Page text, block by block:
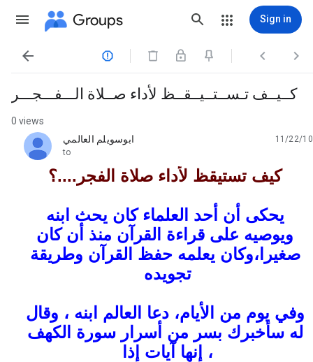
Groups Sign in
   
كــيــف تـســتــيــقــظ لأداء صــلاة الـــفـــجـــر
0 views
ابوسويلم العالمي
unread,
11/22/10
to
كيف تستيقظ لأداء صلاة الفجر....؟
يحكى أن أحد العلماء كان يحث ابنه
ويوصيه على قراءة القرآن منذ أن كان
صغيرا،وكان يعلمه حفظ القرآن وطريقة
تجويده
وفي يوم من الأيام، دعا العالم ابنه ، وقال
له سأخبرك بسر من أسرار سورة الكهف
، إنها آيات إذا